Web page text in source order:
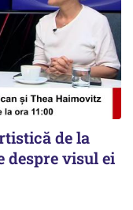
de la
despre visul ei